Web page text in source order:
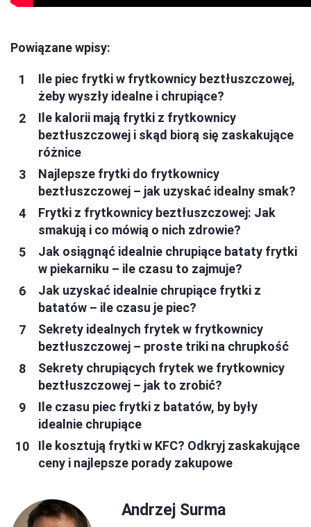
Powiązane wpisy:
Ile piec frytki w frytkownicy beztłuszczowej,
żeby wyszły idealne i chrupiące?
Ile kalorii mają frytki z frytkownicy
beztłuszczowej i skąd biorą się zaskakujące
różnice
Najlepsze frytki do frytkownicy
beztłuszczowej – jak uzyskać idealny smak?
Frytki z frytkownicy beztłuszczowej: Jak
smakują i co mówią o nich zdrowie?
Jak osiągnąć idealnie chrupiące bataty frytki
w piekarniku – ile czasu to zajmuje?
Jak uzyskać idealnie chrupiące frytki z
batatów – ile czasu je piec?
Sekrety idealnych frytek w frytkownicy
beztłuszczowej – proste triki na chrupkość
Sekrety chrupiących frytek we frytkownicy
beztłuszczowej – jak to zrobić?
Ile czasu piec frytki z batatów, by były
idealnie chrupiące
Ile kosztują frytki w KFC? Odkryj zaskakujące
ceny i najlepsze porady zakupowe
Andrzej Surma